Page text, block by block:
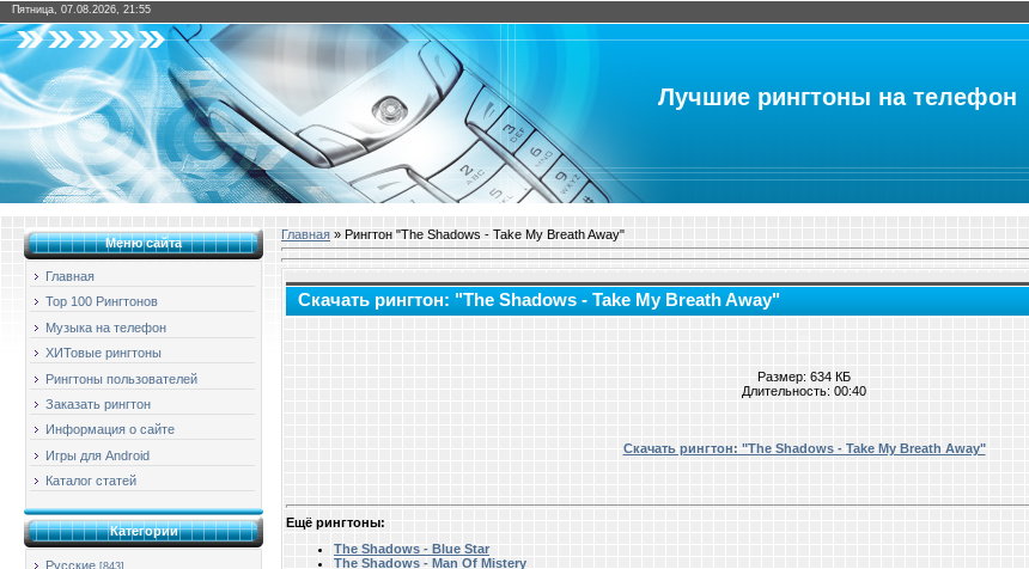
Пятница, 07.08.2026, 21:55
Лучшие рингтоны на телефон
Меню сайта
Главная
Top 100 Рингтонов
Музыка на телефон
ХИТовые рингтоны
Рингтоны пользователей
Заказать рингтон
Информация о сайте
Игры для Android
Каталог статей
Категории
Русские [843]
Главная » Рингтон "The Shadows - Take My Breath Away"
Скачать рингтон: "The Shadows - Take My Breath Away"
Размер: 634 КБ
Длительность: 00:40
Скачать рингтон: "The Shadows - Take My Breath Away"
Ещё рингтоны:
The Shadows - Blue Star
The Shadows - Man Of Mistery